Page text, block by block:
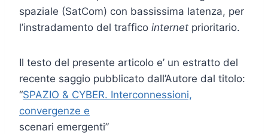
spaziale (SatCom) con bassissima latenza, per
l’instradamento del traffico internet prioritario.
Il testo del presente articolo e’ un estratto del
recente saggio pubblicato dall’Autore dal titolo:
“SPAZIO & CYBER. Interconnessioni,
convergenze e
scenari emergenti”